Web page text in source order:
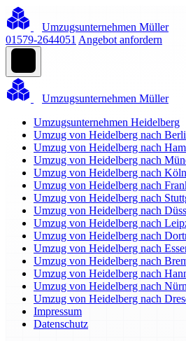
Umzugsunternehmen Müller
01579-2644051 Angebot anfordern
Umzugsunternehmen Müller
Umzugsunternehmen Heidelberg
Umzug von Heidelberg nach
Umzug von Heidelberg nach
Umzug von Heidelberg nach
Umzug von Heidelberg nach Köln
Umzug von Heidelberg nach
Umzug von Heidelberg nach
Umzug von Heidelberg nach
Umzug von Heidelberg nach
Umzug von Heidelberg nach
Umzug von Heidelberg nach
Umzug von Heidelberg nach
Umzug von Heidelberg nach
Umzug von Heidelberg nach
Umzug von Heidelberg nach
Impressum
Datenschutz